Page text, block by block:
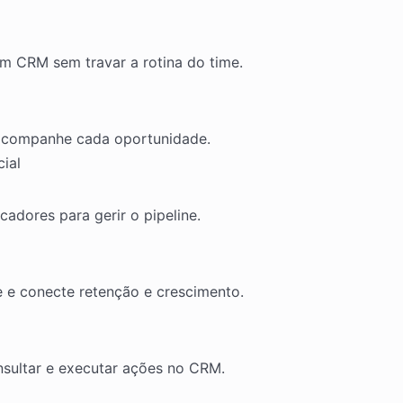
CRM sem travar a rotina do time.
cada oportunidade.
para gerir o pipeline.
conecte retenção e crescimento.
e executar ações no CRM.